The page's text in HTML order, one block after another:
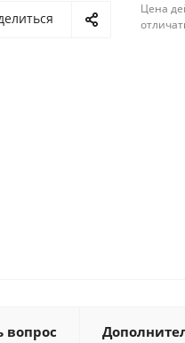
Цена
вопрос